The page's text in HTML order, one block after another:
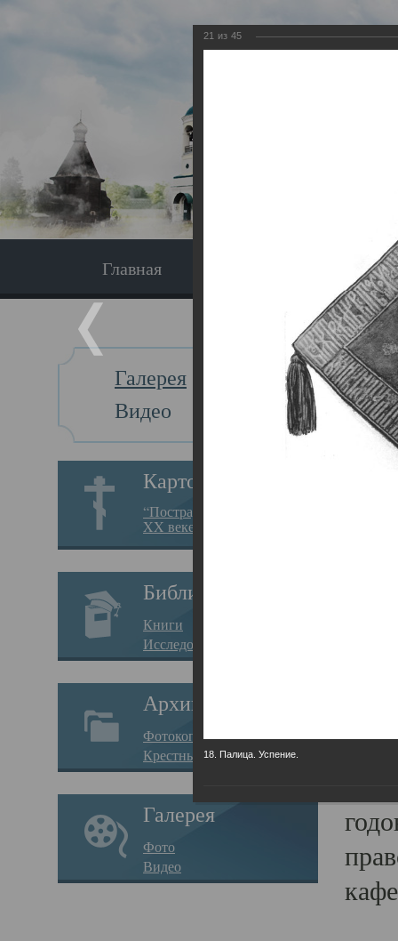
Главная
Галерея
Видео
Картотека
“Пострадавшие за веру в
XX веке на Севере”
Библиотека
Книги
Исследования
Архив
Фотокопии дел
Крестные ходы
Галерея
Фото
Видео
Главная
21 из 45
18. Палица. Успение.